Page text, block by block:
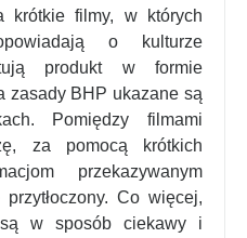
krótkie filmy, w których
o kulturze
produkt w formie
zasady BHP ukazane są
Pomiędzy filmami
za pomocą krótkich
przekazywanym
Co więcej,
w sposób ciekawy i